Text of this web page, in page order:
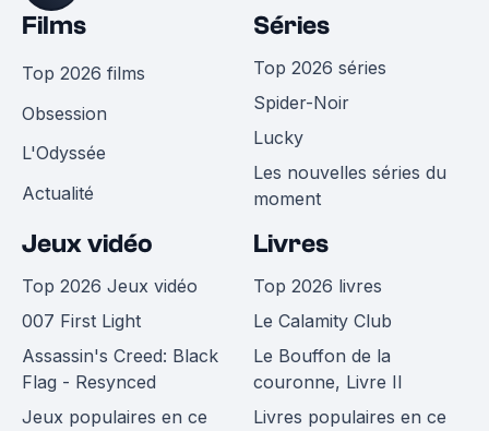
Films
Top 2026 films
Obsession
L'Odyssée
Actualité
Séries
Top 2026 séries
Spider-Noir
Lucky
Les nouvelles séries du
moment
Jeux vidéo
Top 2026 Jeux vidéo
007 First Light
Assassin's Creed: Black
Flag - Resynced
Jeux populaires en ce
Livres
Top 2026 livres
Le Calamity Club
Le Bouffon de la
couronne, Livre II
Livres populaires en ce